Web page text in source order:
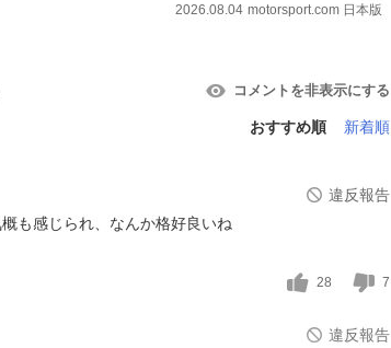
2026.08.04 motorsport.com 日本版
コメントを非表示にする
おすすめ順 新着順
違反報告
も感じられ、なんか格好良いね
28 7
違反報告